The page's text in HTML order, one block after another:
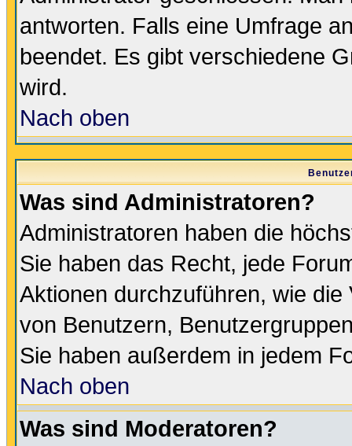
antworten. Falls eine Umfrage
beendet. Es gibt verschiedene
wird.
Nach oben
Was sind Administratoren?
Administratoren haben die
Sie haben das Recht, jede
Aktionen durchzuführen, wie
von Benutzern,
Sie haben außerdem in jedem
Nach oben
Was sind Moderatoren?